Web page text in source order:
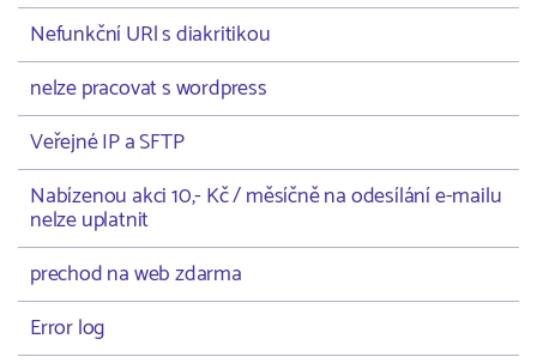
Nefunkční URl s diakritikou
nelze pracovat s wordpress
Veřejné IP a SFTP
Nabízenou akci 10,- Kč / měsíčně na odesílání e-mailu
nelze uplatnit
prechod na web zdarma
Error log